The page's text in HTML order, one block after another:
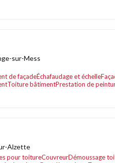
sur-Mess
de façadeÉchafaudage et échelle
Toiture bâtimentPrestation de
Alzette
pour toitureCouvreurDémoussage